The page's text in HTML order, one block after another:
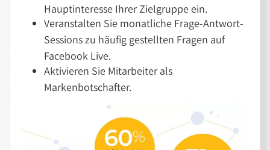
Hauptinteresse Ihrer Zielgruppe ein.
Veranstalten Sie monatliche Frage-Antwort-
Sessions zu häufig gestellten Fragen auf
Facebook Live.
Aktivieren Sie Mitarbeiter als
Markenbotschafter.